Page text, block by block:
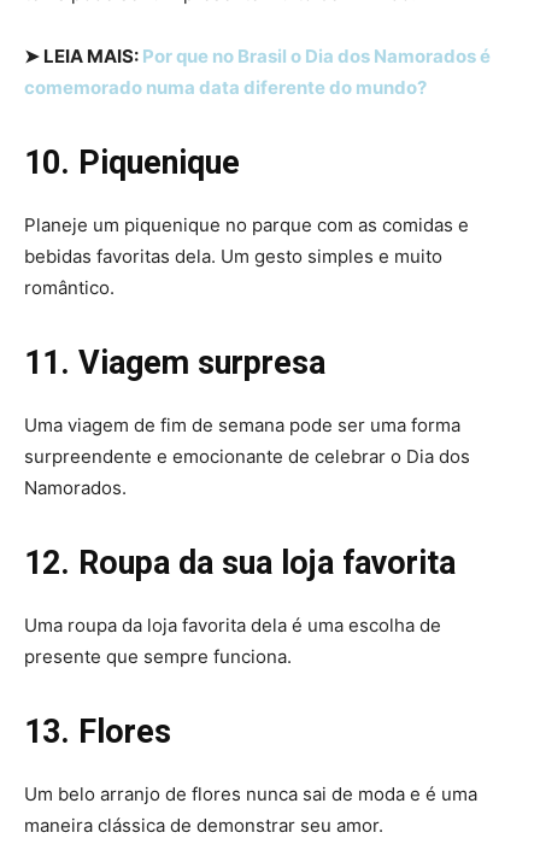
➤ LEIA MAIS: Por que no Brasil o Dia dos Namorados é
comemorado numa data diferente do mundo?
10. Piquenique
Planeje um piquenique no parque com as comidas e
bebidas favoritas dela. Um gesto simples e muito
romântico.
11. Viagem surpresa
Uma viagem de fim de semana pode ser uma forma
surpreendente e emocionante de celebrar o Dia dos
Namorados.
12. Roupa da sua loja favorita
Uma roupa da loja favorita dela é uma escolha de
presente que sempre funciona.
13. Flores
Um belo arranjo de flores nunca sai de moda e é uma
maneira clássica de demonstrar seu amor.